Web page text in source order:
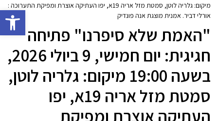
פתח
מיקום: גלריה לוטן, סמטת מזל אריה 19א, יפו העתיקה אוצרת ומפיקת התערוכה :
אורלי דביר. אמנית מוצגת אנה פונדיק
"האמת שלא סיפרנו" פתיחה
חגיגית: יום חמישי, 9 ביולי 2026,
בשעה 19:00 מיקום: גלריה לוטן,
סמטת מזל אריה 19א, יפו
העתיקה אוצרת ומפיקת